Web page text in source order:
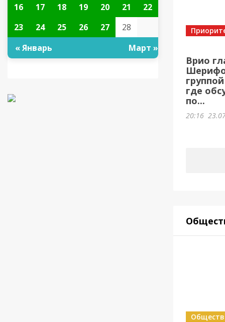
16
17 18 19 20 21
22
23
24 25 26 27
28
« Январь
Март »
Врио
где
по...
20:16